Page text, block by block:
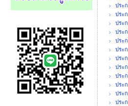
ประ
ประ
ประ
ประ
ประ
ประ
ประ
ประ
ประ
ประ
ประ
ประ